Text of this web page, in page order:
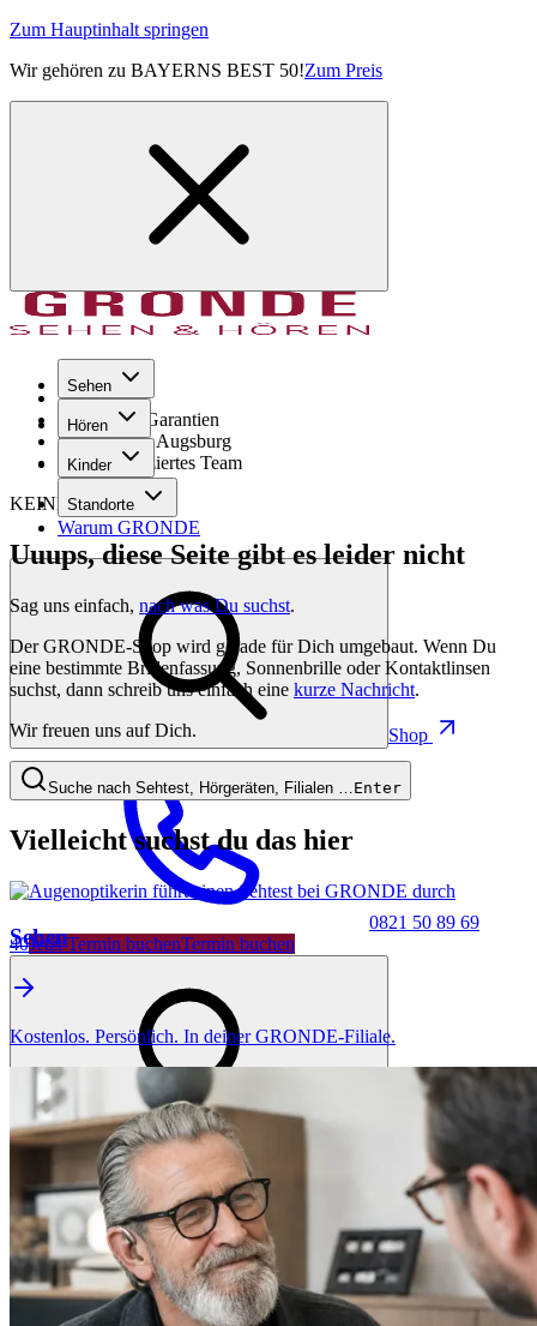
Zum Hauptinhalt springen
Wir gehören zu BAYERNS BEST 50!Zum Preis
Sehen
Hören
Kinder
Standorte
Warum GRONDE
Shop
0821 50 89 69
40Jetzt Termin buchenTermin buchen
Seit 1971
GRONDE Garantien
8× im Raum Augsburg
Hochqualifiziertes Team
KEINE SORGE!
Uuups, diese Seite gibt es leider nicht
Sag uns einfach, nach was Du suchst.
Der GRONDE-Shop wird gerade für Dich umgebaut. Wenn Du
eine bestimmte Brillenfassung, Sonnenbrille oder Kontaktlinsen
suchst, dann schreib uns einfach eine kurze Nachricht.
Wir freuen uns auf Dich.
Suche nach Sehtest, Hörgeräten, Filialen … Enter
Vielleicht suchst du das hier
Sehen
Kostenlos. Persönlich. In deiner GRONDE-Filiale.